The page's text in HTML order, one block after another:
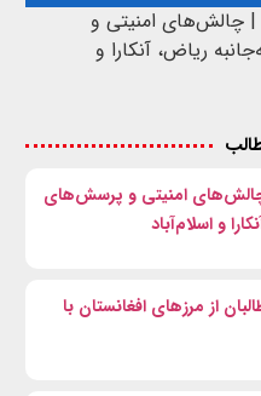
| چالش‌های امنیتی و
ریاض، آنکارا و
| چالش‌های امنیتی و پرسش‌های
و اسلام‌آباد
از مرزهای افغانستان با